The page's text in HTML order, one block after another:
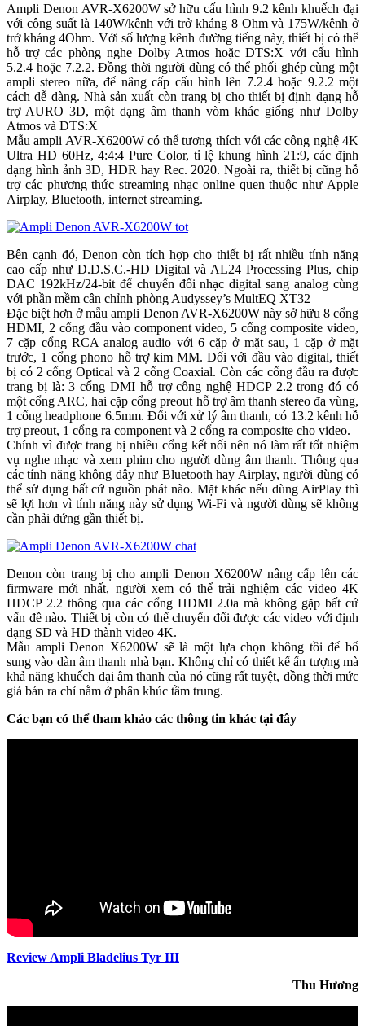
Ampli Denon AVR-X6200W sở hữu cấu hình 9.2 kênh khuếch đại
với công suất là 140W/kênh với trở kháng 8 Ohm và 175W/kênh ở
trở kháng 4Ohm. Với số lượng kênh đường tiếng này, thiết bị có thể
hỗ trợ các phòng nghe Dolby Atmos hoặc DTS:X với cấu hình
5.2.4 hoặc 7.2.2. Đồng thời người dùng có thể phối ghép cùng một
ampli stereo nữa, để nâng cấp cấu hình lên 7.2.4 hoặc 9.2.2 một
cách dễ dàng. Nhà sản xuất còn trang bị cho thiết bị định dạng hỗ
trợ AURO 3D, một dạng âm thanh vòm khác giống như Dolby
Atmos và DTS:X
Mẫu ampli AVR-X6200W có thể tương thích với các công nghệ 4K
Ultra HD 60Hz, 4:4:4 Pure Color, tỉ lệ khung hình 21:9, các định
dạng hình ảnh 3D, HDR hay Rec. 2020. Ngoài ra, thiết bị cũng hỗ
trợ các phương thức streaming nhạc online quen thuộc như Apple
Airplay, Bluetooth, internet streaming.
Bên cạnh đó, Denon còn tích hợp cho thiết bị rất nhiều tính năng
cao cấp như D.D.S.C.-HD Digital và AL24 Processing Plus, chip
DAC 192kHz/24-bit để chuyển đổi nhạc digital sang analog cùng
với phần mềm cân chỉnh phòng Audyssey’s MultEQ XT32
Đặc biệt hơn ở mẫu ampli Denon AVR-X6200W này sở hữu 8 cổng
HDMI, 2 cổng đầu vào component video, 5 cổng composite video,
7 cặp cổng RCA analog audio với 6 cặp ở mặt sau, 1 cặp ở mặt
trước, 1 cổng phono hỗ trợ kim MM. Đối với đầu vào digital, thiết
bị có 2 cổng Optical và 2 cổng Coaxial. Còn các cổng đầu ra được
trang bị là: 3 cổng DMI hỗ trợ công nghệ HDCP 2.2 trong đó có
một cổng ARC, hai cặp cổng preout hỗ trợ âm thanh stereo đa vùng,
1 cổng headphone 6.5mm. Đối với xử lý âm thanh, có 13.2 kênh hỗ
trợ preout, 1 cổng ra component và 2 cổng ra composite cho video.
Chính vì được trang bị nhiều cổng kết nối nên nó làm rất tốt nhiệm
vụ nghe nhạc và xem phim cho người dùng âm thanh. Thông qua
các tính năng không dây như Bluetooth hay Airplay, người dùng có
thể sử dụng bất cứ nguồn phát nào. Mặt khác nếu dùng AirPlay thì
sẽ lợi hơn vì tính năng này sử dụng Wi-Fi và người dùng sẽ không
cần phải đứng gần thiết bị.
Denon còn trang bị cho ampli Denon X6200W nâng cấp lên các
firmware mới nhất, người xem có thể trải nghiệm các video 4K
HDCP 2.2 thông qua các cổng HDMI 2.0a mà không gặp bất cứ
vấn đề nào. Thiết bị còn có thể chuyển đổi được các video với định
dạng SD và HD thành video 4K.
Mẫu ampli Denon X6200W sẽ là một lựa chọn không tồi để bổ
sung vào dàn âm thanh nhà bạn. Không chỉ có thiết kế ấn tượng mà
khả năng khuếch đại âm thanh của nó cũng rất tuyệt, đồng thời mức
giá bán ra chỉ nằm ở phân khúc tầm trung.
Các bạn có thể tham khảo các thông tin khác tại đây
Review Ampli Bladelius Tyr III
Thu Hương